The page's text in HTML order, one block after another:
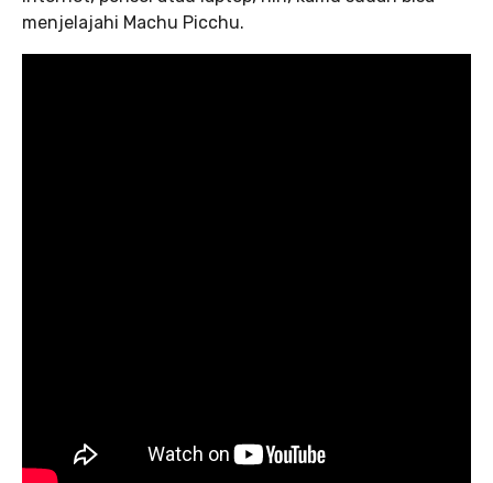
menjelajahi Machu Picchu.